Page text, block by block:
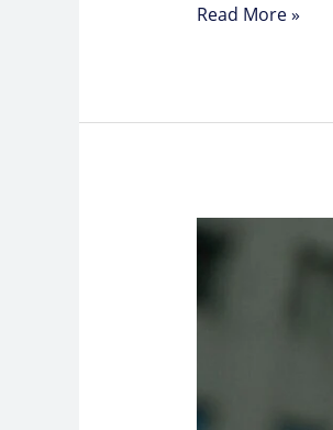
Read More »
🦻
Health:
Prevent